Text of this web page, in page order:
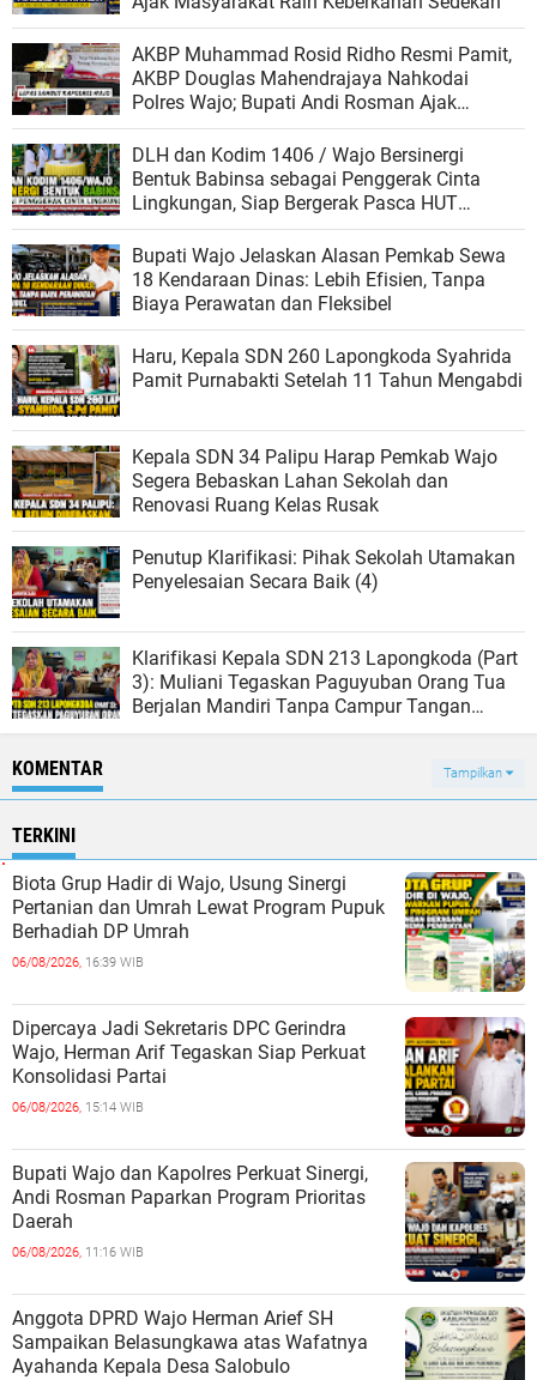
AKBP Muhammad Rosid Ridho Resmi Pamit,
AKBP Douglas Mahendrajaya Nahkodai
Polres Wajo; Bupati Andi Rosman Ajak
Perkuat Sinergi Jaga Kamtibmas
DLH dan Kodim 1406 / Wajo Bersinergi
Bentuk Babinsa sebagai Penggerak Cinta
Lingkungan, Siap Bergerak Pasca HUT
Kemerdekaan
Bupati Wajo Jelaskan Alasan Pemkab Sewa
18 Kendaraan Dinas: Lebih Efisien, Tanpa
Biaya Perawatan dan Fleksibel
Haru, Kepala SDN 260 Lapongkoda Syahrida
Pamit Purnabakti Setelah 11 Tahun Mengabdi
Kepala SDN 34 Palipu Harap Pemkab Wajo
Segera Bebaskan Lahan Sekolah dan
Renovasi Ruang Kelas Rusak
Penutup Klarifikasi: Pihak Sekolah Utamakan
Penyelesaian Secara Baik (4)
Klarifikasi Kepala SDN 213 Lapongkoda (Part
3): Muliani Tegaskan Paguyuban Orang Tua
Berjalan Mandiri Tanpa Campur Tangan
KOMENTAR
Tampilkan
TERKINI
Biota Grup Hadir di Wajo, Usung Sinergi
Pertanian dan Umrah Lewat Program Pupuk
Berhadiah DP Umrah
06/08/2026, 16:39 WIB
Dipercaya Jadi Sekretaris DPC Gerindra
Wajo, Herman Arif Tegaskan Siap Perkuat
Konsolidasi Partai
06/08/2026, 15:14 WIB
Bupati Wajo dan Kapolres Perkuat Sinergi,
Andi Rosman Paparkan Program Prioritas
Daerah
06/08/2026, 11:16 WIB
Anggota DPRD Wajo Herman Arief SH
Sampaikan Belasungkawa atas Wafatnya
Ayahanda Kepala Desa Salobulo